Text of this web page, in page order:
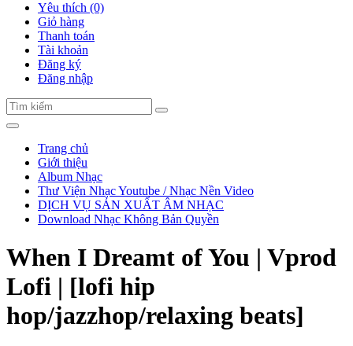
Yêu thích (0)
Giỏ hàng
Thanh toán
Tài khoản
Đăng ký
Đăng nhập
Trang chủ
Giới thiệu
Album Nhạc
Thư Viện Nhạc Youtube / Nhạc Nền Video
DỊCH VỤ SẢN XUẤT ÂM NHẠC
Download Nhạc Không Bản Quyền
When I Dreamt of You | Vprod
Lofi | [lofi hip
hop/jazzhop/relaxing beats]